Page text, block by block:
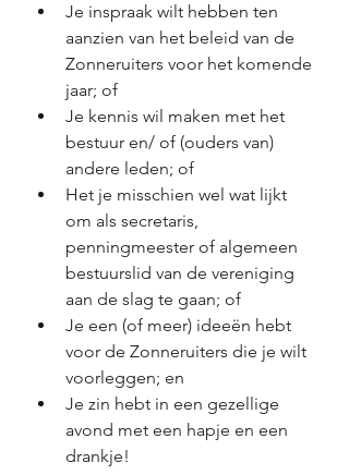
Je inspraak wilt hebben ten
aanzien van het beleid van de
Zonneruiters voor het komende
jaar; of
Je kennis wil maken met het
bestuur en/ of (ouders van)
andere leden; of
Het je misschien wel wat lijkt
om als secretaris,
penningmeester of algemeen
bestuurslid van de vereniging
aan de slag te gaan; of
Je een (of meer) ideeën hebt
voor de Zonneruiters die je wilt
voorleggen; en
Je zin hebt in een gezellige
avond met een hapje en een
drankje!